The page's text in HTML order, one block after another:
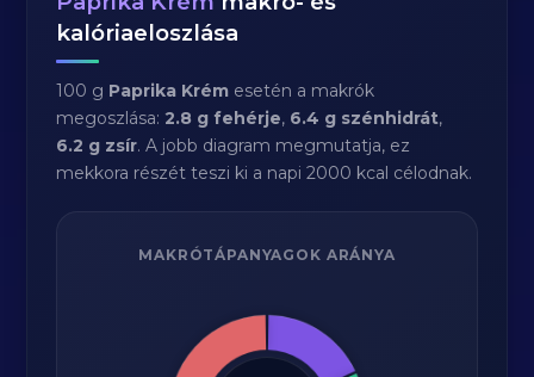
kalóriaeloszlása
100 g Paprika Krém esetén a makrók
megoszlása:2.8 g fehérje, 6.4 g szénhidrát,
6.2 g zsír. A jobb diagram megmutatja, ez
mekkora részét teszi ki a napi 2000 kcal célodnak.
MAKRÓTÁPANYAGOK ARÁNYA